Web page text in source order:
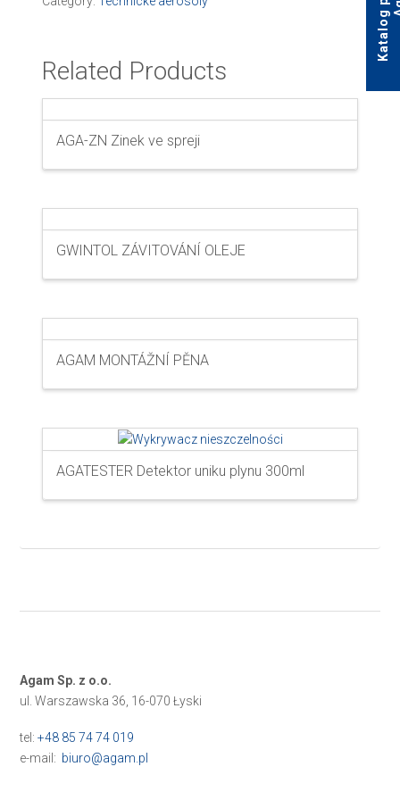
Related Products
AGA-ZN Zinek ve spreji
GWINTOL ZÁVITOVÁNÍ OLEJE
AGAM MONTÁŽNÍ PĚNA
AGATESTER Detektor uniku plynu 300ml
Agam Sp. z o.o.
ul. Warszawska 36, 16-070 Łyski
tel:+48 85 74 74 019
e-mail: biuro@agam.pl